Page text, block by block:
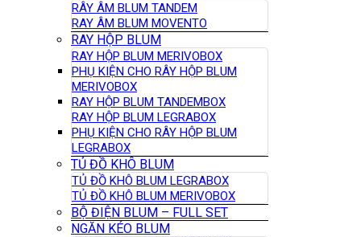
RÂY ÂM BLUM TANDEM
RAY ÂM BLUM MOVENTO
RAY HỘP BLUM
RAY HỘP BLUM MERIVOBOX
PHỤ KIỆN CHO RÂY HỘP BLUM
MERIVOBOX
RAY HỘP BLUM TANDEMBOX
RAY HỘP BLUM LEGRABOX
PHỤ KIỆN CHO RÂY HỘP BLUM
LEGRABOX
TỦ ĐỒ KHÔ BLUM
TỦ ĐỒ KHÔ BLUM LEGRABOX
TỦ ĐỒ KHÔ BLUM MERIVOBOX
BỘ ĐIỆN BLUM – FULL SET
NGĂN KÉO BLUM